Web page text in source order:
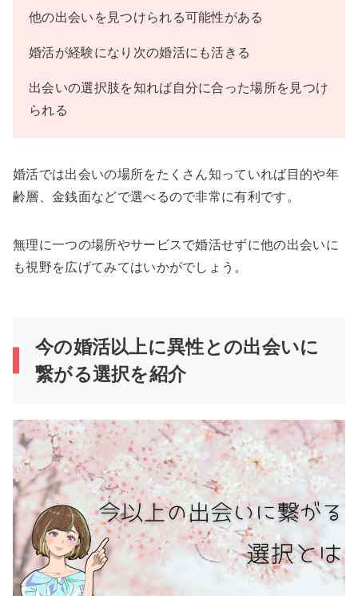
他の出会いを見つけられる可能性がある
婚活が経験になり次の婚活にも活きる
出会いの選択肢を知れば自分に合った場所を見つけ
られる
婚活では出会いの場所をたくさん知っていれば目的や年
齢層、金銭面などで選べるので非常に有利です。
無理に一つの場所やサービスで婚活せずに他の出会いに
も視野を広げてみてはいかがでしょう。
今の婚活以上に異性との出会いに
繋がる選択を紹介